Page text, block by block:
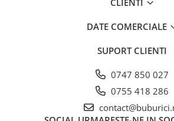
CLIENTI
DATE COMERCIALE
SUPORT CLIENTI
0747 850 027
0755 418 286